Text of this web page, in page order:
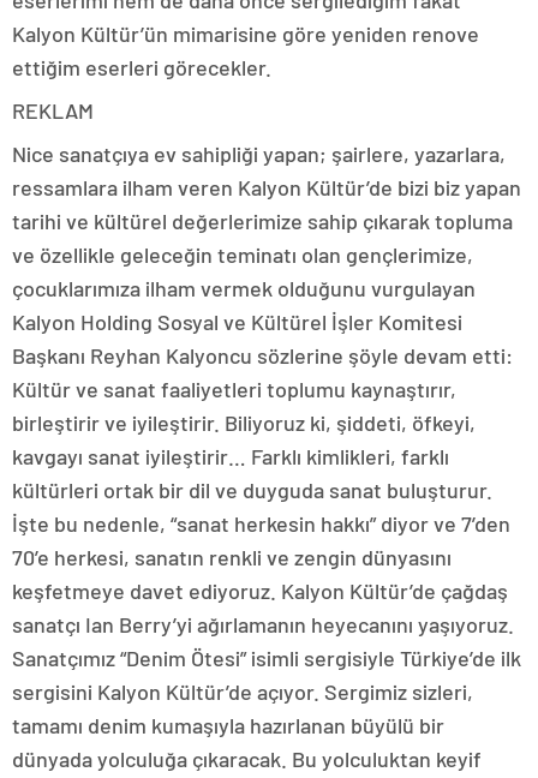
Kalyon Kültür’ün mimarisine göre yeniden renove
ettiğim eserleri görecekler.
REKLAM
Nice sanatçıya ev sahipliği yapan; şairlere, yazarlara,
ressamlara ilham veren Kalyon Kültür’de bizi biz yapan
tarihi ve kültürel değerlerimize sahip çıkarak topluma
ve özellikle geleceğin teminatı olan gençlerimize,
çocuklarımıza ilham vermek olduğunu vurgulayan
Kalyon Holding Sosyal ve Kültürel İşler Komitesi
Başkanı Reyhan Kalyoncu sözlerine şöyle devam etti:
Kültür ve sanat faaliyetleri toplumu kaynaştırır,
birleştirir ve iyileştirir. Biliyoruz ki, şiddeti, öfkeyi,
kavgayı sanat iyileştirir… Farklı kimlikleri, farklı
kültürleri ortak bir dil ve duyguda sanat buluşturur.
İşte bu nedenle, “sanat herkesin hakkı” diyor ve 7’den
70’e herkesi, sanatın renkli ve zengin dünyasını
keşfetmeye davet ediyoruz. Kalyon Kültür’de çağdaş
sanatçı Ian Berry’yi ağırlamanın heyecanını yaşıyoruz.
Sanatçımız “Denim Ötesi” isimli sergisiyle Türkiye’de ilk
sergisini Kalyon Kültür’de açıyor. Sergimiz sizleri,
tamamı denim kumaşıyla hazırlanan büyülü bir
dünyada yolculuğa çıkaracak. Bu yolculuktan keyif